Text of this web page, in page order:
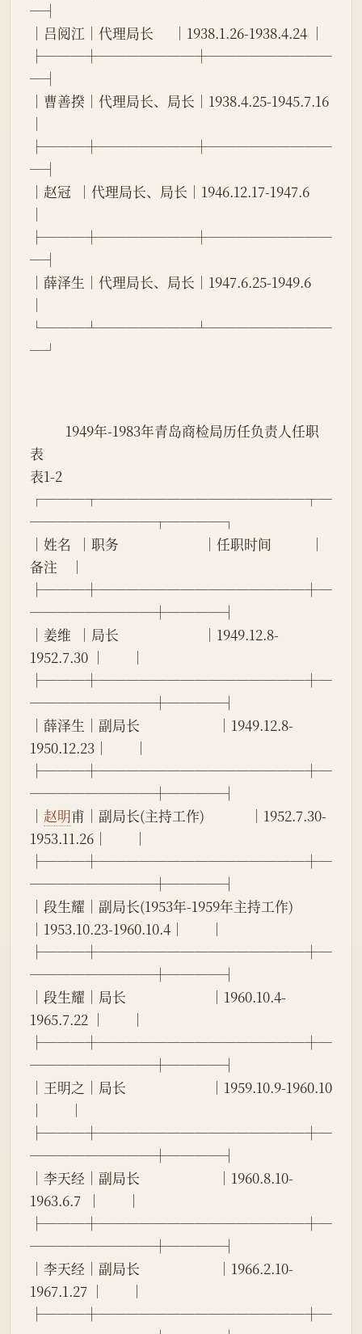
─┤
│吕阅江│代理局长      │1938.1.26-1938.4.24 │
├───┼───────┼─────────
─┤
│曹善揆│代理局长、局长│1938.4.25-1945.7.16
│
├───┼───────┼─────────
─┤
│赵冠  │代理局长、局长│1946.12.17-1947.6
│
├───┼───────┼─────────
─┤
│薛泽生│代理局长、局长│1947.6.25-1949.6
│
└───┴───────┴─────────
─┘
表
表1-2
┌───┬───────────────┬─
─────────┬────┐
│姓名  │职务                          │任职时间            │
备注    │
├───┼───────────────┼─
─────────┼────┤
│姜维  │局长                          │1949.12.8-
1952.7.30 │        │
├───┼───────────────┼─
─────────┼────┤
│薛泽生│副局长                        │1949.12.8-
1950.12.23│        │
├───┼───────────────┼─
─────────┼────┤
│ 赵明甫│副局长(主持工作)              │1952.7.30-
1953.11.26│        │
├───┼───────────────┼─
─────────┼────┤
│段生耀│副局长(1953年-1959年主持工作)
│1953.10.23-1960.10.4│        │
├───┼───────────────┼─
─────────┼────┤
│段生耀│局长                          │1960.10.4-
1965.7.22 │        │
├───┼───────────────┼─
─────────┼────┤
│王明之│局长                          │1959.10.9-1960.10
│        │
├───┼───────────────┼─
─────────┼────┤
│李天经│副局长                        │1960.8.10-
1963.6.7  │        │
├───┼───────────────┼─
─────────┼────┤
│李天经│副局长                        │1966.2.10-
1967.1.27 │        │
├───┼───────────────┼─